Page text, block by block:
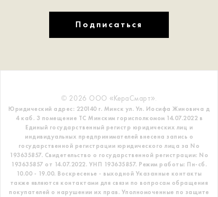
Подписаться
© 2026 ООО «КераСмарт».
Юридический адрес: 220140 г. Минск ул. Ул. Иосифа Жиновича д
4 каб. 3 помещение ТС Минским горисполкомом 14.07.2022 в
Единый государственный регистр юридических лиц и
индивидуальных предпринимателей внесена запись о
государственной регистрации юридического лица за No
193635857. Свидетельство о государственной регистрации: No
193635857 от 14.07.2022. УНП 193635857. Режим работы: Пн-сб.
10.00 - 19.00. Воскресенье - выходной Указанные контакты
также являются контактами для связи по вопросам обращения
покупателей о нарушении их прав. Уполномоченные по защите